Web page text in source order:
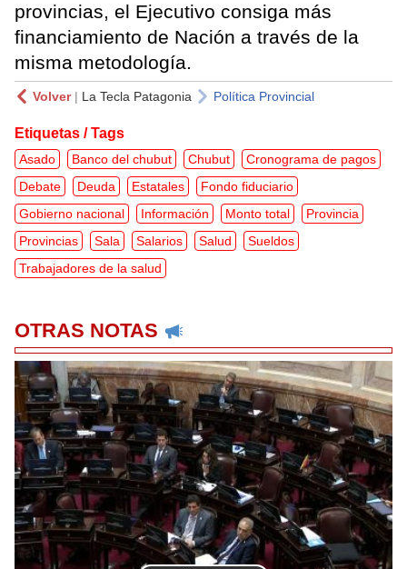
provincias, el Ejecutivo consiga más
financiamiento de Nación a través de la
misma metodología.
Volver| La Tecla Patagonia Política Provincial
Etiquetas / Tags
Asado Banco del chubut Chubut
Cronograma de pagos
Debate
Deuda Estatales
Fondo fiduciario
Gobierno nacional
Información Monto total
Provincia
Provincias
Sala Salarios Salud
Sueldos
Trabajadores de la salud
OTRAS NOTAS